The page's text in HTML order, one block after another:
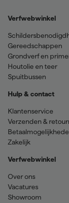
Verfwebwinkel
Gereedschappen
Grondverf en
Houtolie en teer
Spuitbussen
Hulp & contact
Klantenservice
Verzenden &
Zakelijk
Verfwebwinkel
Over ons
Vacatures
Showroom